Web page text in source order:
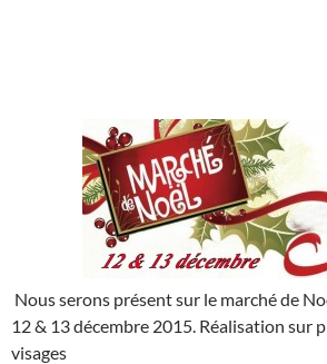
Nous serons présent sur le marché de
12 & 13 décembre 2015. Réalisation sur
visages